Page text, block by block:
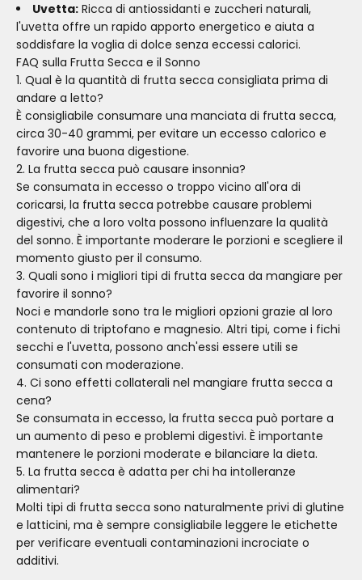
Uvetta: Ricca di antiossidanti e zuccheri naturali,
l'uvetta offre un rapido apporto energetico e aiuta a
soddisfare la voglia di dolce senza eccessi calorici.
FAQ sulla Frutta Secca e il Sonno
1. Qual è la quantità di frutta secca consigliata prima di
andare a letto?
È consigliabile consumare una manciata di frutta secca,
circa 30-40 grammi, per evitare un eccesso calorico e
favorire una buona digestione.
2. La frutta secca può causare insonnia?
Se consumata in eccesso o troppo vicino all'ora di
coricarsi, la frutta secca potrebbe causare problemi
digestivi, che a loro volta possono influenzare la qualità
del sonno. È importante moderare le porzioni e scegliere il
momento giusto per il consumo.
3. Quali sono i migliori tipi di frutta secca da mangiare per
favorire il sonno?
Noci e mandorle sono tra le migliori opzioni grazie al loro
contenuto di triptofano e magnesio. Altri tipi, come i fichi
secchi e l'uvetta, possono anch'essi essere utili se
consumati con moderazione.
4. Ci sono effetti collaterali nel mangiare frutta secca a
cena?
Se consumata in eccesso, la frutta secca può portare a
un aumento di peso e problemi digestivi. È importante
mantenere le porzioni moderate e bilanciare la dieta.
5. La frutta secca è adatta per chi ha intolleranze
alimentari?
Molti tipi di frutta secca sono naturalmente privi di glutine
e latticini, ma è sempre consigliabile leggere le etichette
per verificare eventuali contaminazioni incrociate o
additivi.